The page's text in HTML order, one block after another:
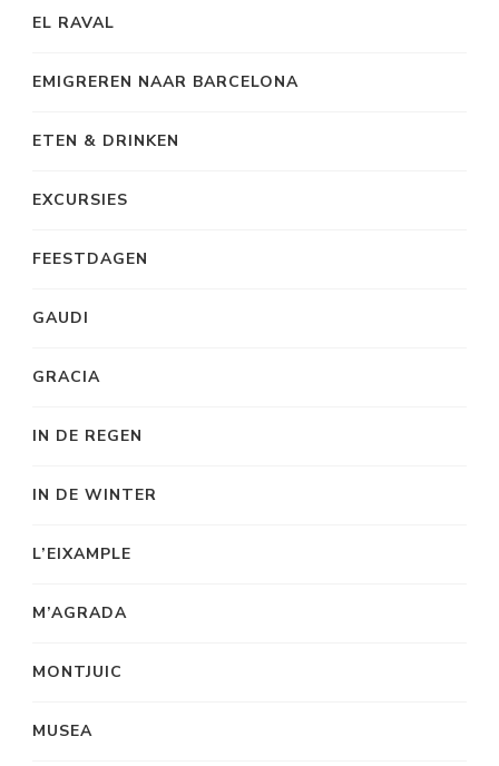
EL RAVAL
EMIGREREN NAAR BARCELONA
ETEN & DRINKEN
EXCURSIES
FEESTDAGEN
GAUDI
GRACIA
IN DE REGEN
IN DE WINTER
L’EIXAMPLE
M’AGRADA
MONTJUIC
MUSEA